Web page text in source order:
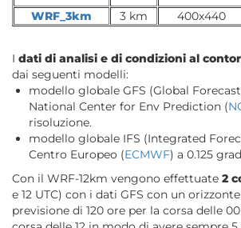
WRF_3km
3 km 400x440
I dati di analisi e di condizioni al
dai seguenti modelli:
modello globale GFS (Global
National Center for Env Prediction (
risoluzione.
modello globale IFS (Integrated
Centro Europeo (ECMWF) a 0.125
Con il WRF-12km vengono effettuate 2
e 12 UTC) con i dati GFS con un
previsione di 120 ore per la corsa delle